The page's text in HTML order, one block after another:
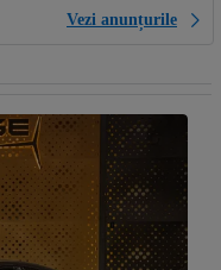
Vezi anunțurile